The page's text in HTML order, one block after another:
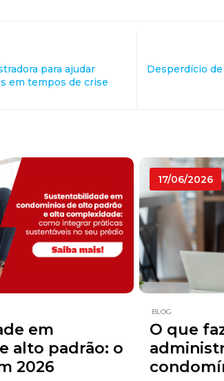
para ajudar
em tempos de crise
Desperdício de
em
alto padrão: o
2026
17/06/2026
BLOG
O que